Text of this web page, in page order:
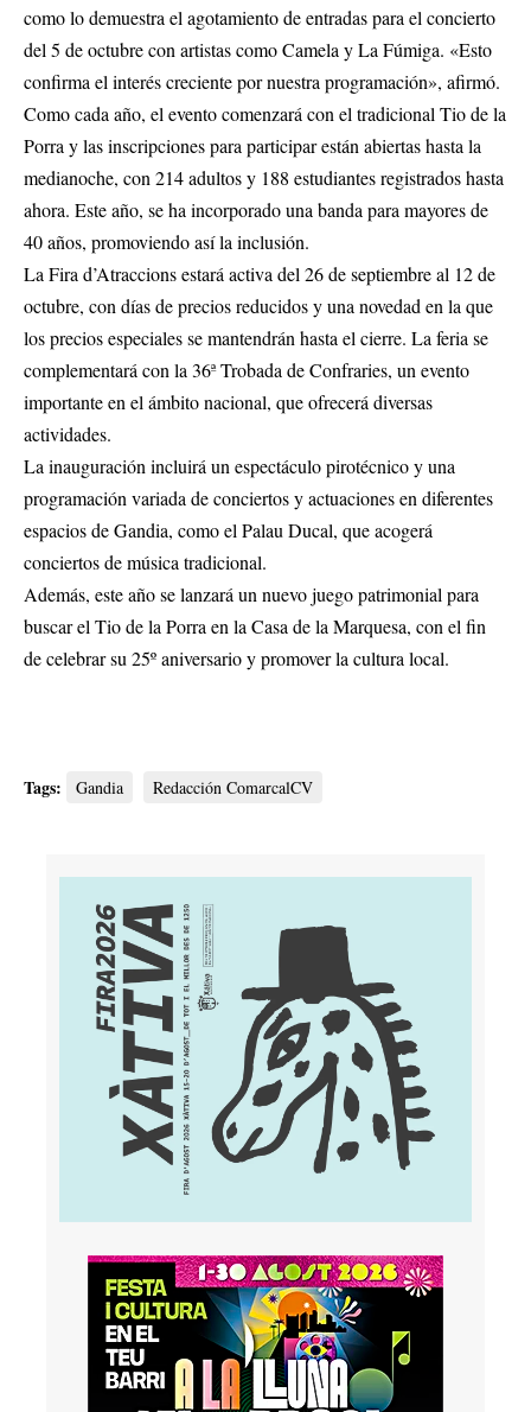
como lo demuestra el agotamiento de entradas para el concierto
del 5 de octubre con artistas como Camela y La Fúmiga. «Esto
confirma el interés creciente por nuestra programación», afirmó.
Como cada año, el evento comenzará con el tradicional Tio de la
Porra y las inscripciones para participar están abiertas hasta la
medianoche, con 214 adultos y 188 estudiantes registrados hasta
ahora. Este año, se ha incorporado una banda para mayores de
40 años, promoviendo así la inclusión.
La Fira d’Atraccions estará activa del 26 de septiembre al 12 de
octubre, con días de precios reducidos y una novedad en la que
los precios especiales se mantendrán hasta el cierre. La feria se
complementará con la 36ª Trobada de Confraries, un evento
importante en el ámbito nacional, que ofrecerá diversas
actividades.
La inauguración incluirá un espectáculo pirotécnico y una
programación variada de conciertos y actuaciones en diferentes
espacios de Gandia, como el Palau Ducal, que acogerá
conciertos de música tradicional.
Además, este año se lanzará un nuevo juego patrimonial para
buscar el Tio de la Porra en la Casa de la Marquesa, con el fin
de celebrar su 25º aniversario y promover la cultura local.
Tags: Gandia Redacción ComarcalCV